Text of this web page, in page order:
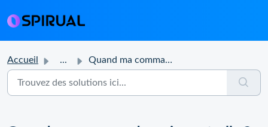
Accueil ... Quand ma commande arrivera-t-elle ?